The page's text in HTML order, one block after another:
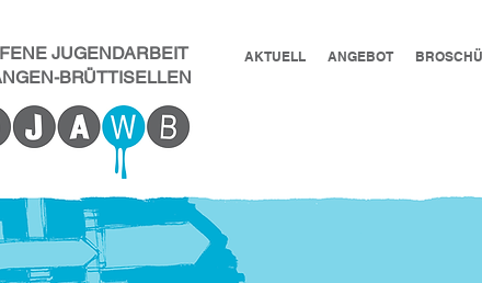
JUGENDARBEIT
BRÜTTISELLEN
AKTUELL ANGEBOT